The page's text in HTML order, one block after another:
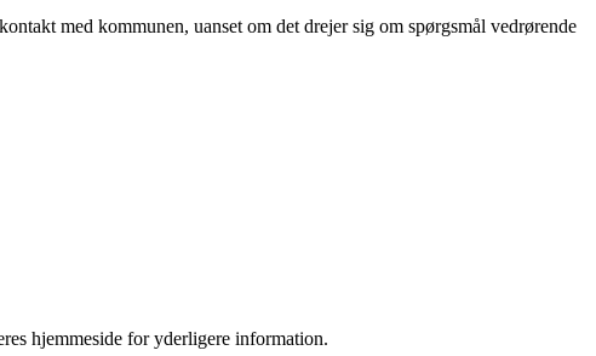
med kommunen, uanset om det drejer sig om spørgsmål vedrørende
hjemmeside for yderligere information.